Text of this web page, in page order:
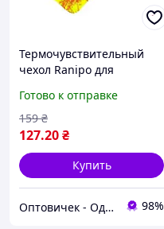
Термочувствительный
чехол Ranipo для
Красный Хіт продажу!
Готово к отправке
127.20₴
159 ₴
Купить
Оптовичек - Одесса 98%